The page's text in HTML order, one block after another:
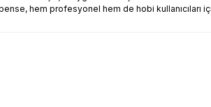
pense, hem profesyonel hem de hobi